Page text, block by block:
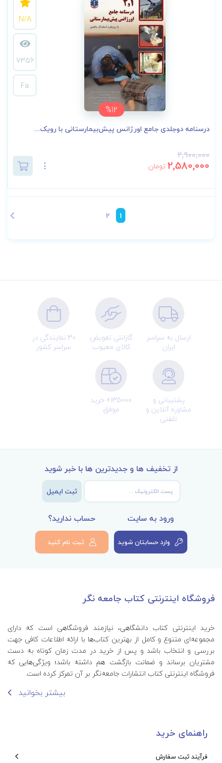
%12
N/A
7356
Fa
درسنامه دوجلدی جامع اورژانس پیش‌بیمارستانی با رویک...
2,900,000
2,580,000 تومان
1
2
ارسال به سراسر
ایران
گارانتی تعویض
کالای معیوب
30 نمایندگی در
سراسر کشور
پشتیبانی و
مشاوره آنلاین و
تلفنی
135000+ خرید
موفق
از تخفیف ها و جدیدترین ها با خبر شوید
ثبت ایمیل
ورود به سایت
وارد حسابتان شوید
حساب ندارید؟
ثبت نام کنید
فروشگاه اینترنتی کتاب جامعه نگر
خرید اینترنتی کتاب‌ دانشگاهی، نیازمند فروشگاهی است که دارای
مجموعه‌ای متنوع و کامل از بهترین کتاب‌ها با ارائه اطلاعات کافی جهت
بررسی و انتخاب باشد و پس از خرید در مدت زمان کوتاه به دست
مشتریان برساند و ضمانت بازگشت هم داشته باشد؛ ویژگی‌هایی که
فروشگاه اینترنتی کتاب انتشارات جامعه‌نگر بر آن تمرکز کرده است.
بیشتر بخوانید
راهنمای خرید
فرآیند ثبت سفارش